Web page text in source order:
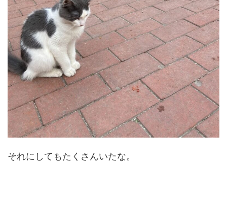
それにしてもたくさんいたな。